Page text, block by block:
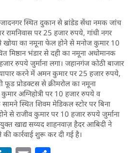
स्थित दुकान से ब्रांडेड सेंधा नमक जांच
रामनिवास पर 25 हजार रुपये, गांधी नगर
खोया का नमूना फेल होने से मनोज कुमार 10
मिष्ठान भंडार से दही का नमूना अधोमानक
रुपये जुर्माना लगा। जहानगंज कोठी बाजार
करने में अमन कुमार पर 25 हजार रुपये,
प्रोडक्टस से क्रीमरोल का नमूना
अग्निहोत्री पर 10 हजार रुपये व
स्थित शिवम मेडिकल स्टोर पर बिना
से राजीव कुमार पर 10 हजार रुपये जुर्माना
खाद्य सय्यद शाहनवाज़ हैदर आबिदी ने
की कार्रवाई शुरू कर दी गई है।